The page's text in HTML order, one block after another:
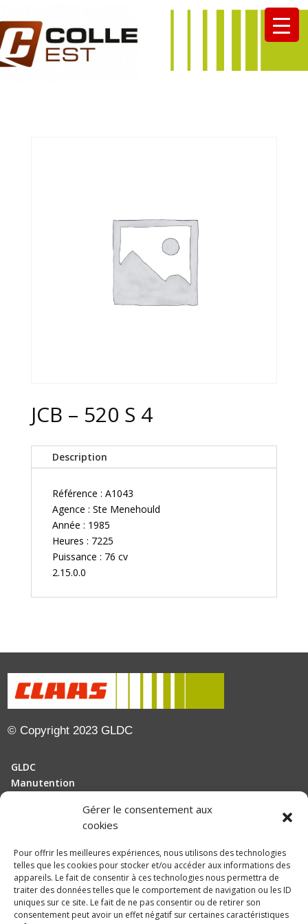
Gérer le consentement aux
cookies
Pour offrir les meilleures expériences, nous utilisons des technologies
telles que les cookies pour stocker et/ou accéder aux informations des
appareils. Le fait de consentir à ces technologies nous permettra de
traiter des données telles que le comportement de navigation ou les ID
uniques sur ce site. Le fait de ne pas consentir ou de retirer son
consentement peut avoir un effet négatif sur certaines caractéristiques
JCB – 520 S 4
Description
Référence : A1043
Agence : Ste Menehould
Année : 1985
Heures : 7225
Puissance : 76 cv
2.15.0.0
© Copyright 2023 GLDC
GLDC
Manutention
Actualités
Recrutement
Politique de confidentialité